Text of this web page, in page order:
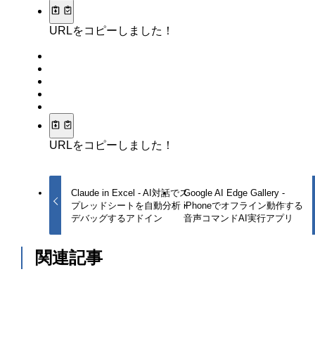
URLをコピーしました！
URLをコピーしました！
Claude in Excel - AI対話でス
プレッドシートを自動分析・
デバッグするアドイン
Google AI Edge Gallery -
iPhoneでオフライン動作する
音声コマンドAI実行アプリ
関連記事